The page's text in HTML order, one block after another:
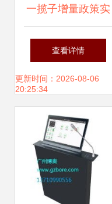
一揽子增量政策实
施一周年 家用视听
设备销售数据透视
经济向好态势
查看详情
更新时间：2026-08-06
20:25:34